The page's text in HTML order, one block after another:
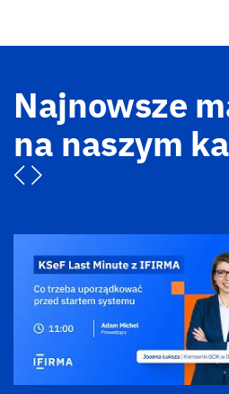
Najnowsze
na naszym